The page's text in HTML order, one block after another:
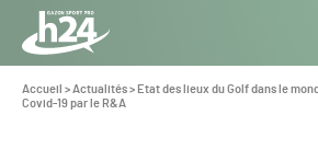
Panneau de gestion des cookies
Aller au contenu
Toute
l’info
du Gazon
Vous
êtes
Accueil >Actualités> Etat des lieux du Golf dans le
Covid-19 par le R&A